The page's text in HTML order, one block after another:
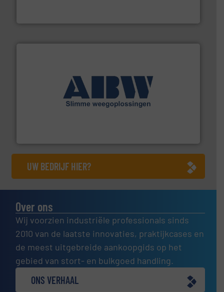
geautomatiseerde weegoplossingen.Meer info ➜
UW BEDRIJF HIER?
Over ons
Wij voorzien industriële professionals sinds
2010 van de laatste innovaties, praktijkcases en
de meest uitgebreide aankoopgids op het
gebied van stort- en bulkgoed handling.
ONS VERHAAL